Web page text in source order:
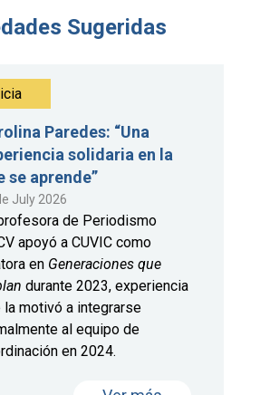
Sugeridas
Paredes: “Una
solidaria en la
se aprende”
July 2026
de Periodismo
apoyó a CUVIC como
en Generaciones que
durante 2023, experiencia
la motivó a integrarse
al equipo de
en 2024.